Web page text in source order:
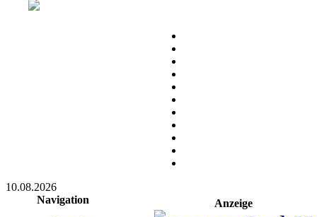
10.08.2026
Navigation
Anzeige